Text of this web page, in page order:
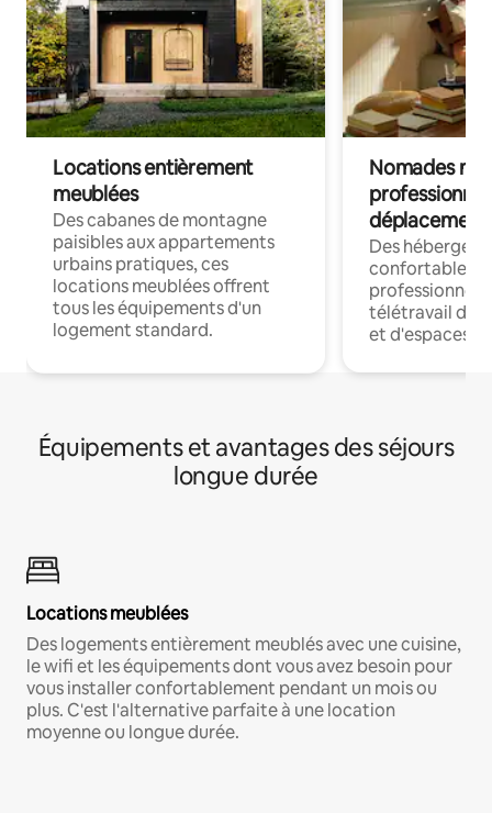
Locations entièrement
meublées
Des cabanes de montagne
paisibles aux appartements
urbains pratiques, ces
locations meublées offrent
tous les équipements d'un
logement standard.
Nomades
déplacement
Des
confortables
professionnels
télétravail
et d'espaces
Équipements et avantages des séjours
longue durée
Locations meublées
Des logements entièrement meublés avec une cuisine,
le wifi et les équipements dont vous avez besoin pour
vous installer confortablement pendant un mois ou
plus. C'est l'alternative parfaite à une location
moyenne ou longue durée.